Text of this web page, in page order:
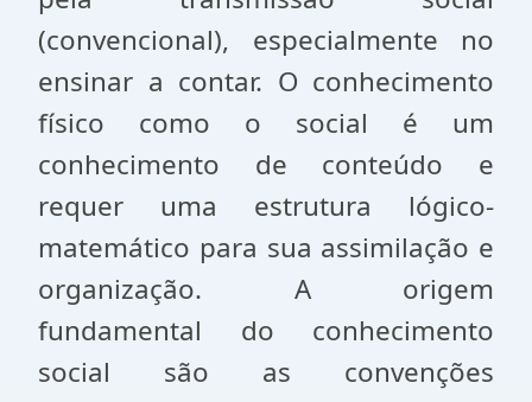
(convencional), especialmente no
ensinar a contar. O conhecimento
físico como o social é um
conhecimento de conteúdo e
requer uma estrutura lógico-
matemático para sua assimilação e
organização. A origem
fundamental do conhecimento
social são as convenções